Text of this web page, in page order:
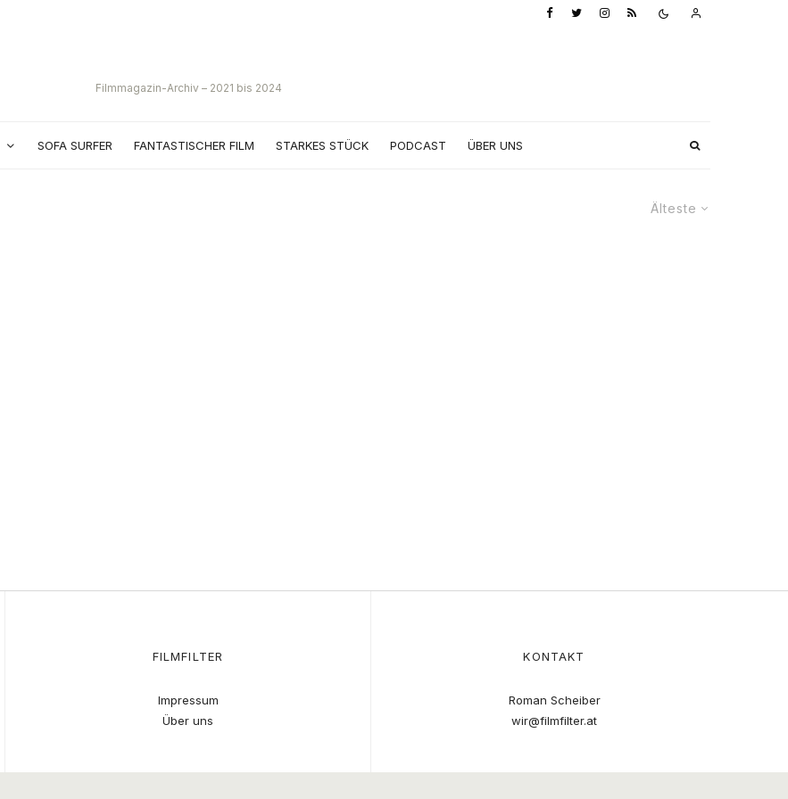
Filmmagazin-Archiv – 2021 bis 2024
SOFA SURFER FANTASTISCHER FILM STARKES STÜCK PODCAST ÜBER UNS
Älteste
FILMFILTER
Impressum
Über uns
KONTAKT
Roman Scheiber
wir@filmfilter.at